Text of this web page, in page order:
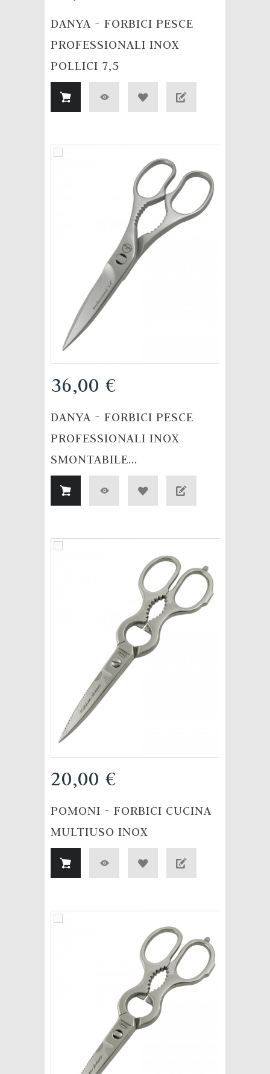
DANYA - FORBICI PESCE
PROFESSIONALI INOX
POLLICI 7,5
36,00 €
DANYA - FORBICI PESCE
PROFESSIONALI INOX
SMONTABILE...
20,00 €
POMONI - FORBICI CUCINA
MULTIUSO INOX